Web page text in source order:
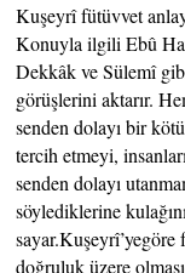
Kuşeyrî fütüvvet
Konuyla ilgili Ebû
Dekkâk ve Sülemî
görüşlerini aktarır.
senden dolayı bir
tercih etmeyi,
senden dolayı
söylediklerine
doğruluk üzere